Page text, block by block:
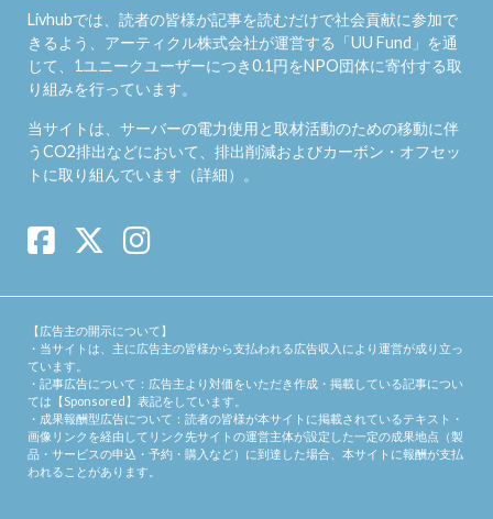
Livhubでは、読者の皆様が記事を読むだけで社会貢献に参加で
きるよう、アーティクル株式会社が運営する「UU Fund 」を通
じて、1ユニークユーザーにつき0.1円をNPO団体に寄付する取
り組みを行っています。
当サイトは、サーバーの電力使用と取材活動のための移動に伴
うCO2排出などにおいて、排出削減およびカーボン・オフセッ
トに取り組んでいます（詳細）。
【広告主の開示について】
・当サイトは、主に広告主の皆様から支払われる広告収入により運営が成り立っ
ています。
・記事広告について：広告主より対価をいただき作成・掲載している記事につい
ては【Sponsored】表記をしています。
・成果報酬型広告について：読者の皆様が本サイトに掲載されているテキスト・
画像リンクを経由してリンク先サイトの運営主体が設定した一定の成果地点（製
品・サービスの申込・予約・購入など）に到達した場合、本サイトに報酬が支払
われることがあります。